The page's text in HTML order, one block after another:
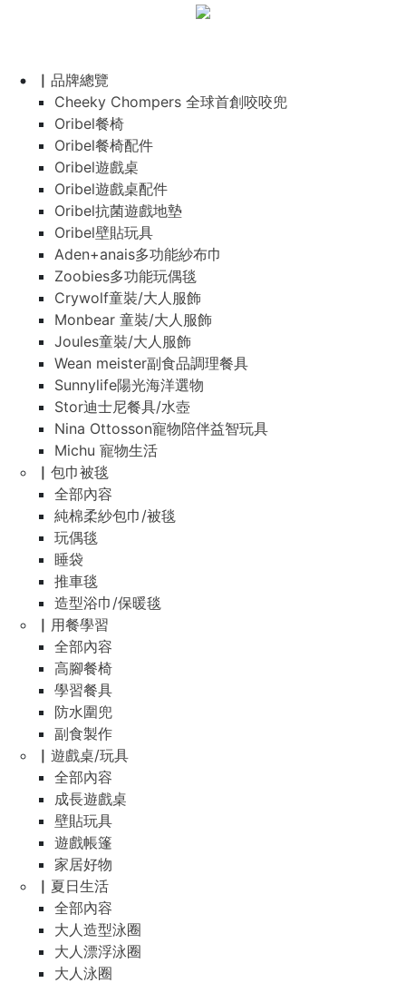
▏品牌總覽
Cheeky Chompers 全球首創咬咬兜
Oribel餐椅
Oribel餐椅配件
Oribel遊戲桌
Oribel遊戲桌配件
Oribel抗菌遊戲地墊
Oribel壁貼玩具
Aden+anais多功能紗布巾
Zoobies多功能玩偶毯
Crywolf童裝/大人服飾
Monbear 童裝/大人服飾
Joules童裝/大人服飾
Wean meister副食品調理餐具
Sunnylife陽光海洋選物
Stor迪士尼餐具/水壺
Nina Ottosson寵物陪伴益智玩具
Michu 寵物生活
▏包巾被毯
全部內容
純棉柔紗包巾/被毯
玩偶毯
睡袋
推車毯
造型浴巾/保暖毯
▏用餐學習
全部內容
高腳餐椅
學習餐具
防水圍兜
副食製作
▏遊戲桌/玩具
全部內容
成長遊戲桌
壁貼玩具
遊戲帳篷
家居好物
▏夏日生活
全部內容
大人造型泳圈
大人漂浮泳圈
大人泳圈